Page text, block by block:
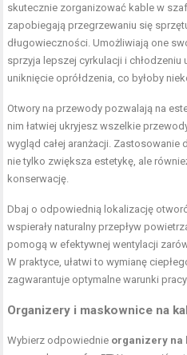
skutecznie zorganizować kable w
zapobiegają przegrzewaniu się
długowieczności. Umożliwiają one
sprzyja lepszej cyrkulacji i chłodzeniu
uniknięcie oprółdzenia, co byłoby
Otwory na przewody pozwalają na
nim łatwiej ukryjesz wszelkie
wygląd całej aranżacji.
nie tylko zwiększa estetykę, ale
konserwację.
Dbaj o odpowiednią lokalizację
wspierały naturalny przepływ
pomogą w efektywnej wentylacji
W praktyce, ułatwi to wymianę
zagwarantuje optymalne warunki
Organizery i maskownice na
Wybierz odpowiednie organizery na